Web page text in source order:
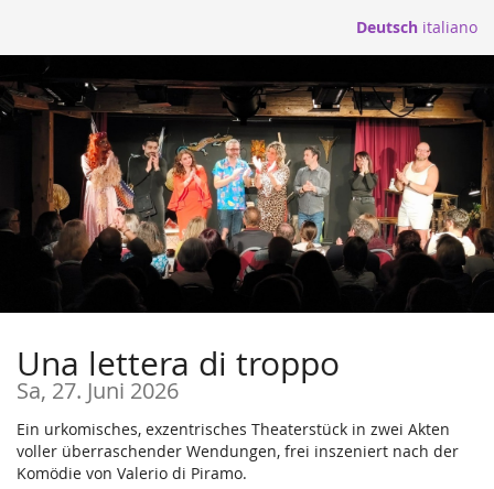
Inhalt
springen
Deutsch italiano
Una lettera di troppo
Sa, 27. Juni 2026
Ein urkomisches, exzentrisches Theaterstück in zwei Akten
voller überraschender Wendungen, frei inszeniert nach der
Komödie von Valerio di Piramo.